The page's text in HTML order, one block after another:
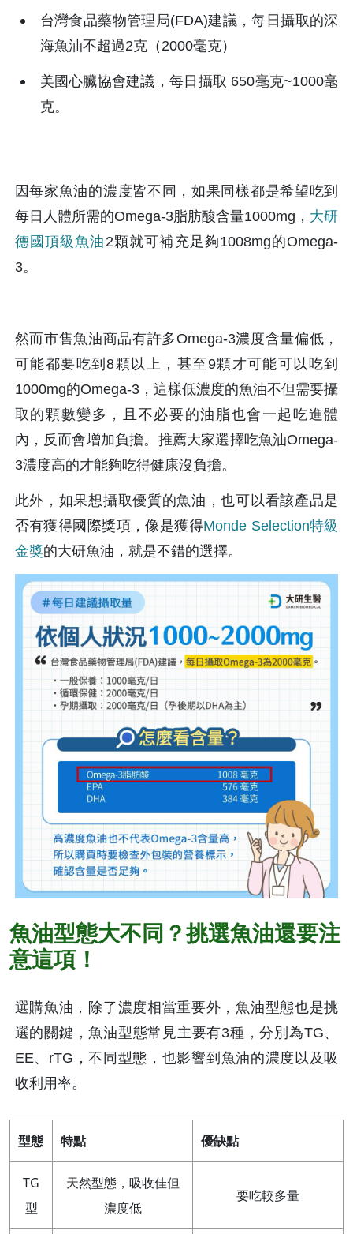
台灣食品藥物管理局(FDA)建議，每日攝取的深
海魚油不超過2克（2000毫克）
美國心臟協會建議，每日攝取 650毫克~1000毫
克。
因每家魚油的濃度皆不同，如果同樣都是希望吃到
每日人體所需的Omega-3脂肪酸含量1000mg， 大研
德國頂級魚油 2顆就可補充足夠1008mg的Omega-
3。
然而市售魚油商品有許多Omega-3濃度含量偏低，
可能都要吃到8顆以上，甚至9顆才可能可以吃到
1000mg的Omega-3，這樣低濃度的魚油不但需要攝
取的顆數變多，且不必要的油脂也會一起吃進體
內，反而會增加負擔。推薦大家選擇吃魚油Omega-
3濃度高的才能夠吃得健康沒負擔。
此外，如果想攝取優質的魚油，也可以看該產品是
否有獲得國際獎項，像是獲得Monde Selection特級
金獎的大研魚油，就是不錯的選擇。
魚油型態大不同？挑選魚油還要注
意這項！
選購魚油，除了濃度相當重要外，魚油型態也是挑
選的關鍵，魚油型態常見主要有3種，分別為TG、
EE、rTG，不同型態，也影響到魚油的濃度以及吸
收利用率。
型態 特點 優缺點
TG
型
天然型態，吸收佳但
濃度低
要吃較多量